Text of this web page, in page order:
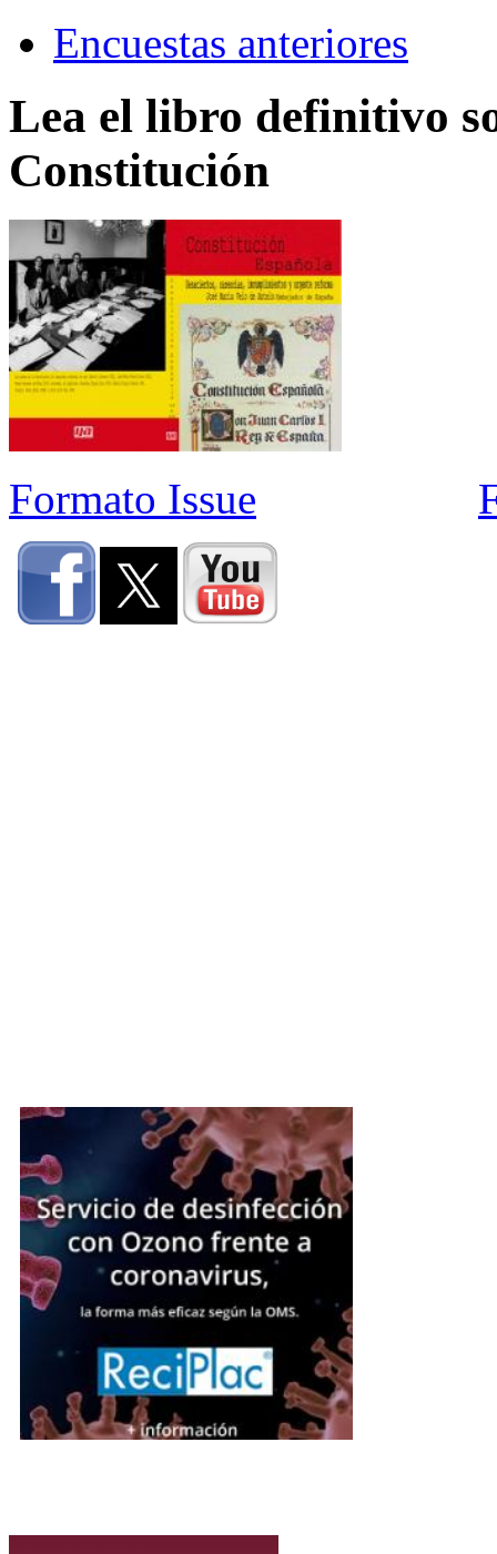
Encuestas anteriores
Lea el libro definitivo
Constitución
Formato Issue